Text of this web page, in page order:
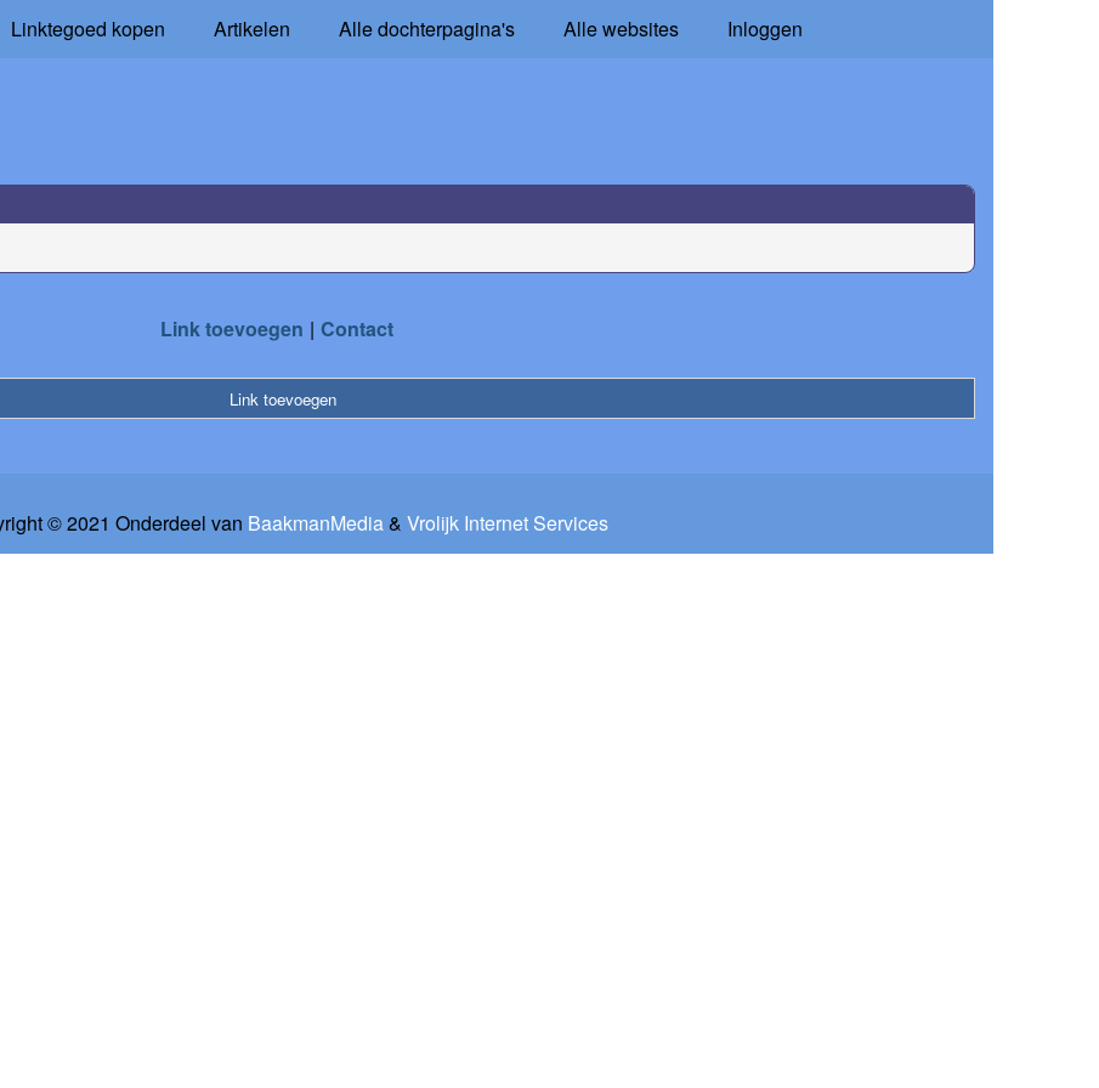
Linktegoed kopen Artikelen Alle dochterpagina's Alle websites Inloggen
Link toevoegen Contact
Link toevoegen
© 2021 Onderdeel van BaakmanMedia& Vrolijk Internet Services